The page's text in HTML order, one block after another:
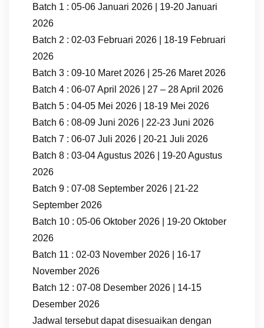
Batch 1 : 05-06 Januari 2026 | 19-20 Januari
2026
Batch 2 : 02-03 Februari 2026 | 18-19 Februari
2026
Batch 3 : 09-10 Maret 2026 | 25-26 Maret 2026
Batch 4 : 06-07 April 2026 | 27 – 28 April 2026
Batch 5 : 04-05 Mei 2026 | 18-19 Mei 2026
Batch 6 : 08-09 Juni 2026 | 22-23 Juni 2026
Batch 7 : 06-07 Juli 2026 | 20-21 Juli 2026
Batch 8 : 03-04 Agustus 2026 | 19-20 Agustus
2026
Batch 9 : 07-08 September 2026 | 21-22
September 2026
Batch 10 : 05-06 Oktober 2026 | 19-20 Oktober
2026
Batch 11 : 02-03 November 2026 | 16-17
November 2026
Batch 12 : 07-08 Desember 2026 | 14-15
Desember 2026
Jadwal tersebut dapat disesuaikan dengan